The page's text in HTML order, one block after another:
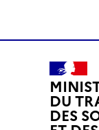
DU
DES